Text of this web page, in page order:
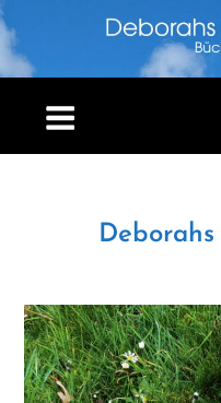
Skip
to
content